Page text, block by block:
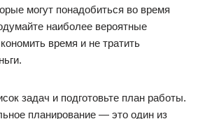
могут понадобиться во время
наиболее вероятные
время и не тратить
задач и подготовьте план работы.
планирование — это один из